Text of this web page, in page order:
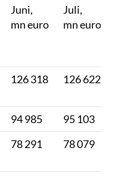
Juni,
mn euro
Juli,
mn euro
126 318 126 622
94 985 95 103
78 291 78 079